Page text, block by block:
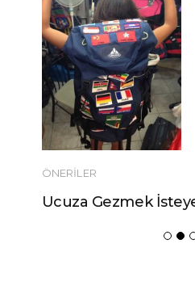
ÖNERILER
Ucuza Gezmek